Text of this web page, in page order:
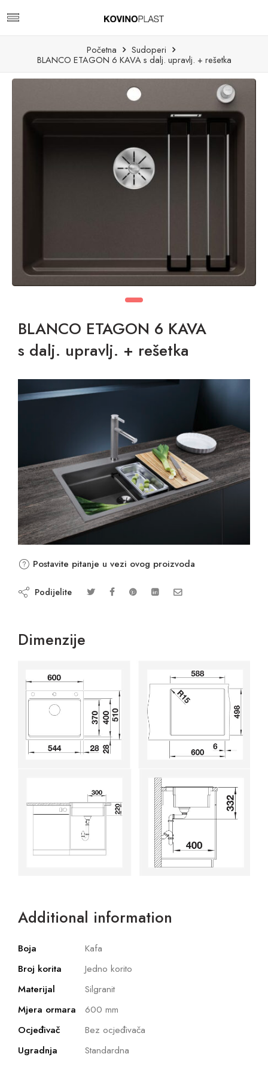
Početna
Sudoperi
BLANCO ETAGON 6 KAVA s dalj. upravlj. + rešetka
BLANCO ETAGON 6 KAVA
s dalj. upravlj. + rešetka
Postavite pitanje u vezi ovog proizvoda
Podijelite
Dimenzije
Additional information
Boja
Kafa
Broj korita
Jedno korito
Materijal
Silgranit
Mjera ormara
600 mm
Ocjeđivač
Bez ocjeđivača
Ugradnja
Standardna